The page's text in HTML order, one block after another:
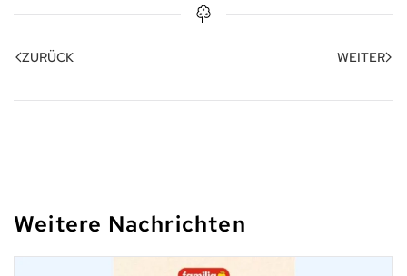
ZURÜCK WEITER
Weitere Nachrichten